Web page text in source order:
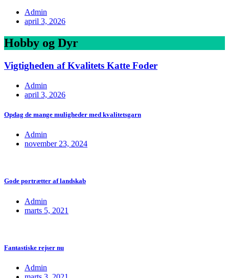
Admin
april 3, 2026
Hobby og Dyr
Vigtigheden af Kvalitets Katte Foder
Admin
april 3, 2026
Opdag de mange muligheder med kvalitetsgarn
Admin
november 23, 2024
Gode portrætter af landskab
Admin
marts 5, 2021
Fantastiske rejser nu
Admin